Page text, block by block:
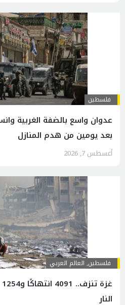
فلسطين
عدوان واسع بالضفة الغربية
بعد يومين من هدم المنازل
أغسطس 7, 2026
فلسطين, العالم العربي
النار